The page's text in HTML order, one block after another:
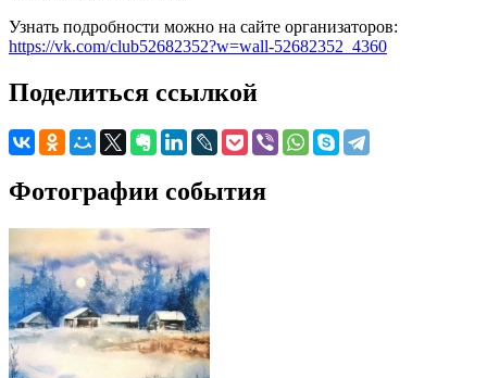
Узнать подробности можно на сайте организаторов:
https://vk.com/club52682352?w=wall-52682352_4360
Поделиться ссылкой
Фотографии события